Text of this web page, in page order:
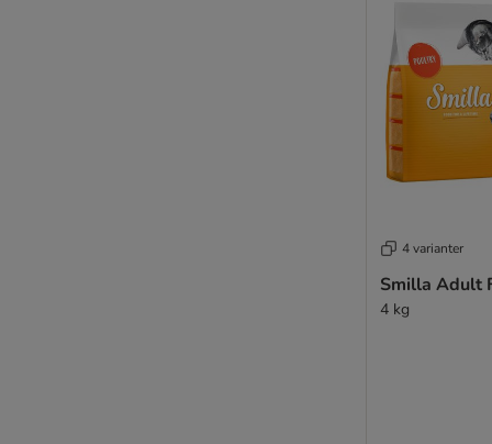
4 varianter
Smilla Adult
4 kg